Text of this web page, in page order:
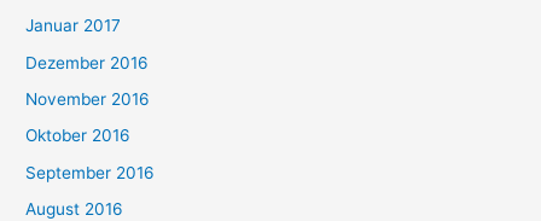
Januar 2017
Dezember 2016
November 2016
Oktober 2016
September 2016
August 2016